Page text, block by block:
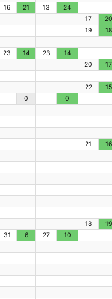
16 21 13
24
17
20
19
18
23 14 23
14
20
17
22
15
0
0
21
16
18
19
31 6 27
10